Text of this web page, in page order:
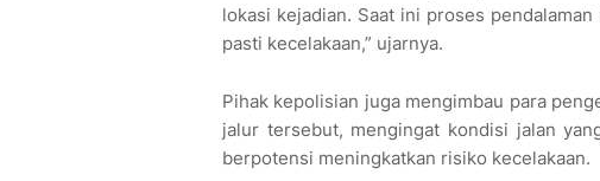
lokasi kejadian. Saat ini proses
pasti kecelakaan,” ujarnya.
Pihak kepolisian juga mengimbau para
jalur tersebut, mengingat kondisi jalan
berpotensi meningkatkan risiko kecelakaan.